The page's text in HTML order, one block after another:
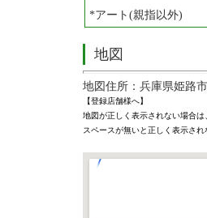
*アート(親指
地図
地図住所：兵庫県姫路
【登録店舗様へ】
地図が正しく表示されない場合
スペースが無いと正しく表示さ